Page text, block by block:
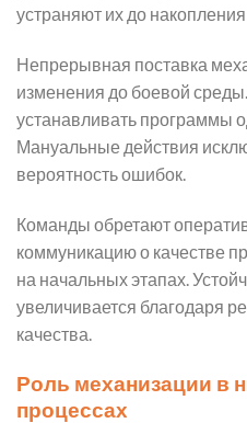
устраняют их до
Непрерывная поставка
изменения до боевой
устанавливать программы
Мануальные действия
вероятность ошибок.
Команды обретают
коммуникацию о качестве
на начальных этапах.
увеличивается благодаря
качества.
Роль механизации в
процессах